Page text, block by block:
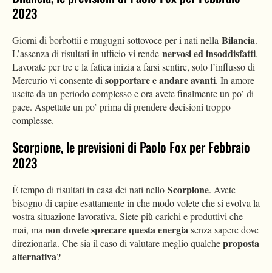
2023
Giorni di borbottii e mugugni sottovoce per i nati nella Bilancia.
L’assenza di risultati in ufficio vi rende nervosi ed insoddisfatti.
Lavorate per tre e la fatica inizia a farsi sentire, solo l’influsso di
Mercurio vi consente disopportare e andare avanti. In amore
uscite da un periodo complesso e ora avete finalmente un po’ di
pace. Aspettate un po’ prima di prendere decisioni troppo
complesse.
Scorpione, le previsioni di Paolo Fox per Febbraio
2023
È tempo di risultati in casa dei nati nello Scorpione. Avete
bisogno di capire esattamente in che modo volete che si evolva la
vostra situazione lavorativa. Siete più carichi e produttivi che
mai, manon dovete sprecare questa energiasenza sapere dove
direzionarla. Che sia il caso di valutare meglio qualcheproposta
alternativa?